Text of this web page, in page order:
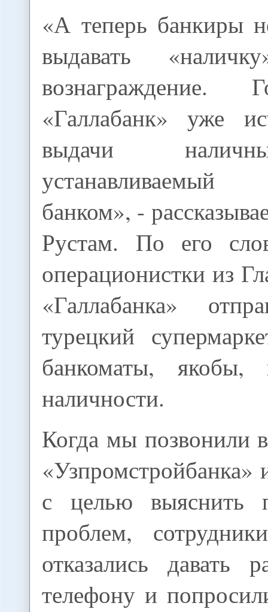
«А теперь банкиры
выдавать
вознаграждение.
«Галлабанк» уже
выдачи
устанавливаемый
банком», -
Рустам. По его
операционистки из
«Галлабанка»
турецкий
банкоматы, якобы,
наличности.
Когда мы позвонили
«Узпромстройбанка»
с целью выяснить
проблем,
отказались давать
телефону и